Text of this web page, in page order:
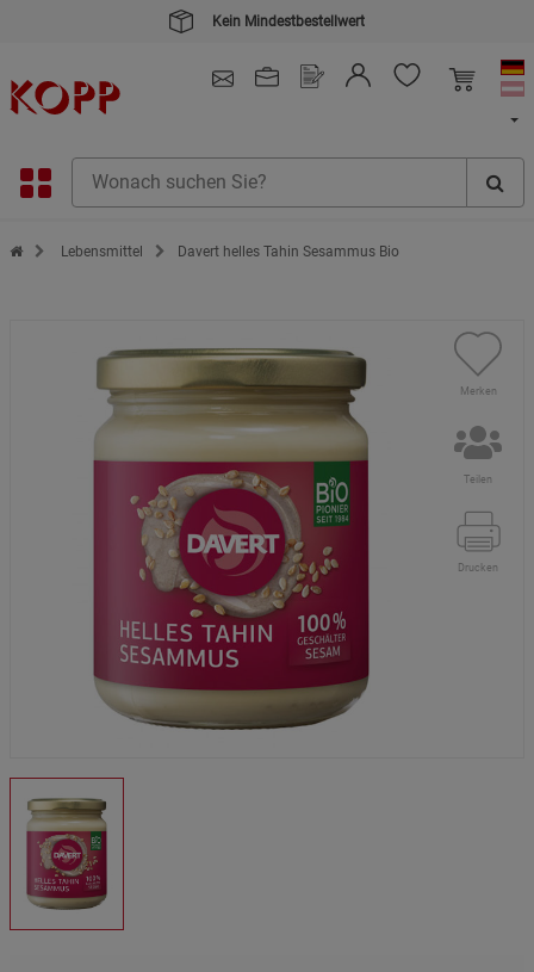
Kein Mindestbestellwert
Zur Startseite des Kopp Verlag Online-Shop
Lebensmittel Davert helles Tahin Sesammus Bio
Merken
Teilen
Drucken